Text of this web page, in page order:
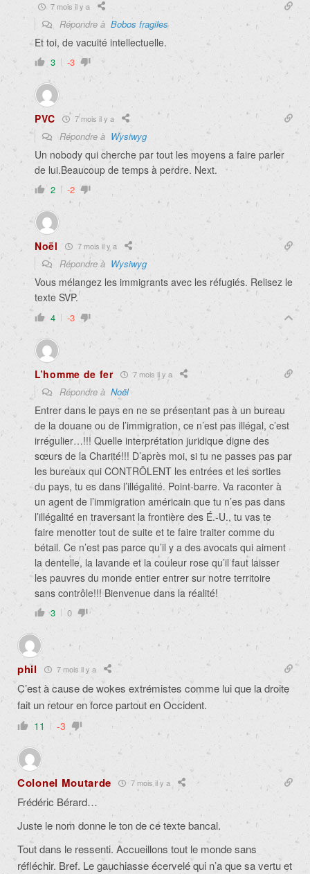
7 mois il y a
Répondre à Bobos fragiles
Et toi, de vacuité intellectuelle.
3 -3
PVC 7 mois il y a
Répondre à Wysiwyg
Un nobody qui cherche par tout les moyens a faire parler
de lui.Beaucoup de temps à perdre. Next.
2 -2
Noël 7 mois il y a
Répondre à Wysiwyg
Vous mélangez les immigrants avec les réfugiés. Relisez le
texte SVP.
4 -3
L’homme de fer 7 mois il y a
Répondre à Noël
Entrer dans le pays en ne se présentant pas à un bureau
de la douane ou de l’immigration, ce n’est pas illégal, c’est
irrégulier…!!! Quelle interprétation juridique digne des
sœurs de la Charité!!! D’après moi, si tu ne passes pas par
les bureaux qui CONTRÔLENT les entrées et les sorties
du pays, tu es dans l’illégalité. Point-barre. Va raconter à
un agent de l’immigration américain que tu n’es pas dans
l’illégalité en traversant la frontière des É.-U., tu vas te
faire menotter tout de suite et te faire traiter comme du
bétail. Ce n’est pas parce qu’il y a des avocats qui aiment
la dentelle, la lavande et la couleur rose qu’il faut laisser
les pauvres du monde entier entrer sur notre territoire
sans contrôle!!! Bienvenue dans la réalité!
3 0
phil 7 mois il y a
C’est à cause de wokes extrémistes comme lui que la droite
fait un retour en force partout en Occident.
11 -3
Colonel Moutarde 7 mois il y a
Frédéric Bérard…
Juste le nom donne le ton de ce texte bancal.
Tout dans le ressenti. Accueillons tout le monde sans
réfléchir. Bref. Le gauchiasse écervelé qui n’a que sa vertu et